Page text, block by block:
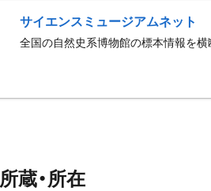
サイエンスミュージアムネット
全国の自然史系博物館の標本情報を横
所蔵・所在